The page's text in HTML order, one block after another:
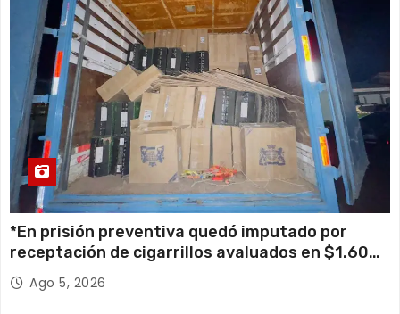
*En prisión preventiva quedó imputado por
receptación de cigarrillos avaluados en $1.600
millones*
Ago 5, 2026